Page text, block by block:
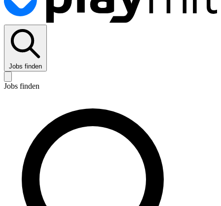
Jobs finden
Jobs finden